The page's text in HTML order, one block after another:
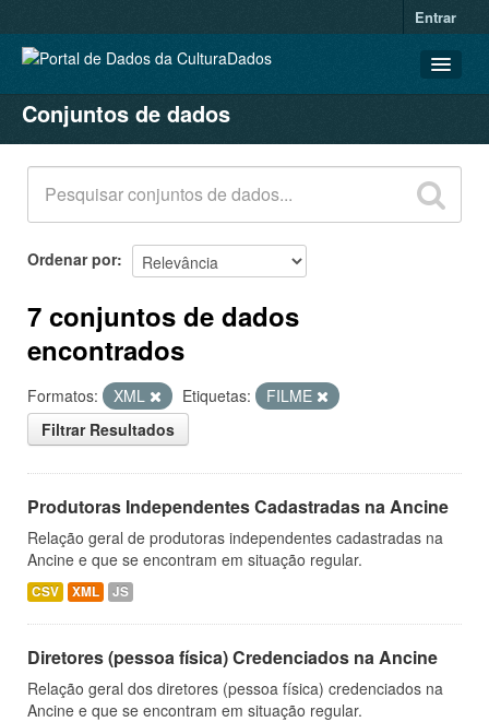
Entrar
CONJUNTOS DE DADOS
ORGANIZAÇÕES
GRUPOS
SOBRE
Conjuntos de dados
Ordenar por
7 conjuntos de dados
encontrados
Formatos: XML Etiquetas:
FILME
Filtrar Resultados
Produtoras Independentes Cadastradas na Ancine
Relação geral de produtoras independentes cadastradas na
Ancine e que se encontram em situação regular.
CSV XML JS
Diretores (pessoa física) Credenciados na Ancine
Relação geral dos diretores (pessoa física) credenciados na
Ancine e que se encontram em situação regular.